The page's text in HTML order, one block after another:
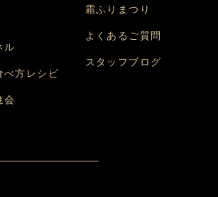
ル
べ方レシピ
会
霜ふりまつり
よくあるご質問
スタッフブログ